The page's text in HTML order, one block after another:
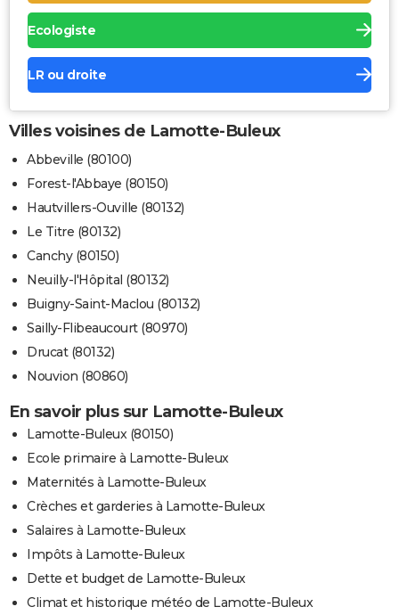
Ecologiste
LR ou droite
Villes voisines de Lamotte-Buleux
Abbeville (80100)
Forest-l'Abbaye (80150)
Hautvillers-Ouville (80132)
Le Titre (80132)
Canchy (80150)
Neuilly-l'Hôpital (80132)
Buigny-Saint-Maclou (80132)
Sailly-Flibeaucourt (80970)
Drucat (80132)
Nouvion (80860)
En savoir plus sur Lamotte-Buleux
Lamotte-Buleux (80150)
Ecole primaire à Lamotte-Buleux
Maternités à Lamotte-Buleux
Crèches et garderies à Lamotte-Buleux
Salaires à Lamotte-Buleux
Impôts à Lamotte-Buleux
Dette et budget de Lamotte-Buleux
Climat et historique météo de Lamotte-Buleux